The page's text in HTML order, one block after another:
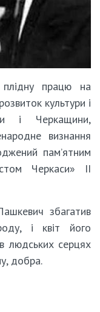
працю на
культури і
і Черкащини,
визнання
пам’ятним
Черкаси» ІІ
збагатив
і квіт його
людських серцях
добра.